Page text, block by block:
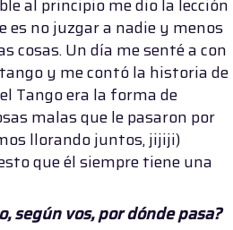
al principio me dio la lección
es no juzgar a nadie y menos
cosas. Un día me senté a con
y me contó la historia de
Tango era la forma de
malas que le pasaron por
llorando juntos, jijiji)
que él siempre tiene una
según vos, por dónde pasa?